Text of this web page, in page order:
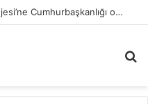
Erikli Atık Su Arıtma Tesisi Projesi’ne Cumhurbaşkanlığı onayı
...